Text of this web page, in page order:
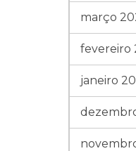
março
fevereiro
janeiro